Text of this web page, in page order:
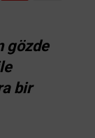
gözde
bir